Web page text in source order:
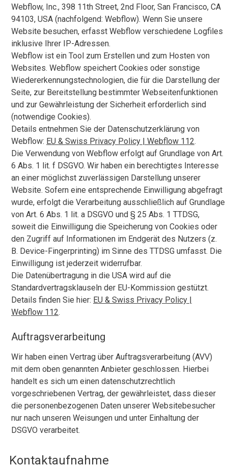
Webflow, Inc., 398 11th Street, 2nd Floor, San Francisco, CA
94103, USA (nachfolgend: Webflow). Wenn Sie unsere
Website besuchen, erfasst Webflow verschiedene Logfiles
inklusive Ihrer IP-Adressen.
Webflow ist ein Tool zum Erstellen und zum Hosten von
Websites. Webflow speichert Cookies oder sonstige
Wiedererkennungstechnologien, die für die Darstellung der
Seite, zur Bereitstellung bestimmter Webseitenfunktionen
und zur Gewährleistung der Sicherheit erforderlich sind
(notwendige Cookies).
Details entnehmen Sie der Datenschutzerklärung von
Webflow: EU & Swiss Privacy Policy | Webflow 112.
Die Verwendung von Webflow erfolgt auf Grundlage von Art.
6 Abs. 1 lit. f DSGVO. Wir haben ein berechtigtes Interesse
an einer möglichst zuverlässigen Darstellung unserer
Website. Sofern eine entsprechende Einwilligung abgefragt
wurde, erfolgt die Verarbeitung ausschließlich auf Grundlage
von Art. 6 Abs. 1 lit. a DSGVO und § 25 Abs. 1 TTDSG,
soweit die Einwilligung die Speicherung von Cookies oder
den Zugriff auf Informationen im Endgerät des Nutzers (z.
B. Device-Fingerprinting) im Sinne des TTDSG umfasst. Die
Einwilligung ist jederzeit widerrufbar.
Die Datenübertragung in die USA wird auf die
Standardvertragsklauseln der EU-Kommission gestützt.
Details finden Sie hier: EU & Swiss Privacy Policy |
Webflow 112.
Auftragsverarbeitung
Wir haben einen Vertrag über Auftragsverarbeitung (AVV)
mit dem oben genannten Anbieter geschlossen. Hierbei
handelt es sich um einen datenschutzrechtlich
vorgeschriebenen Vertrag, der gewährleistet, dass dieser
die personenbezogenen Daten unserer Websitebesucher
nur nach unseren Weisungen und unter Einhaltung der
DSGVO verarbeitet.
Kontaktaufnahme